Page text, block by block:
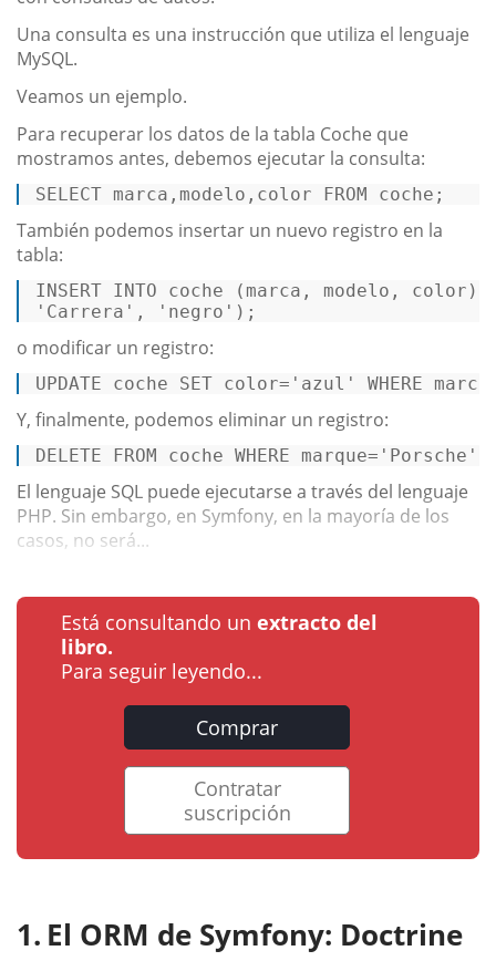
Una consulta es una instrucción que utiliza el lenguaje
MySQL.
Veamos un ejemplo.
Para recuperar los datos de la tabla Coche que
mostramos antes, debemos ejecutar la consulta:
SELECT marca,modelo, color FROM coche;
También podemos insertar un nuevo registro en la
tabla:
INSERT INTO coche (marca, modelo, color)
'Carrera' , 'negro' );
o modificar un registro:
UPDATE coche SET color= 'azul' WHERE marca
Y, finalmente, podemos eliminar un registro:
DELETE FROM coche WHERE marque= 'Porsche'
El lenguaje SQL puede ejecutarse a través del lenguaje
PHP. Sin embargo, en Symfony, en la mayoría de los
casos, no será...
Está consultando un extracto del
libro.
Para seguir leyendo...
Comprar
Contratar
suscripción
El ORM de Symfony: Doctrine